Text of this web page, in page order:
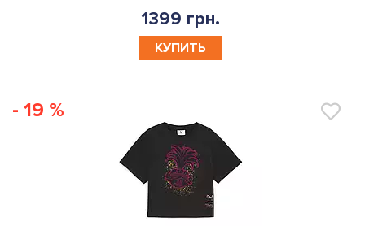
1399 грн.
КУПИТЬ
- 19 %